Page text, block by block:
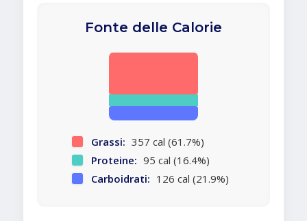
Fonte delle Calorie
Grassi: 357 cal (61.7%)
Proteine: 95 cal (16.4%)
Carboidrati: 126 cal (21.9%)